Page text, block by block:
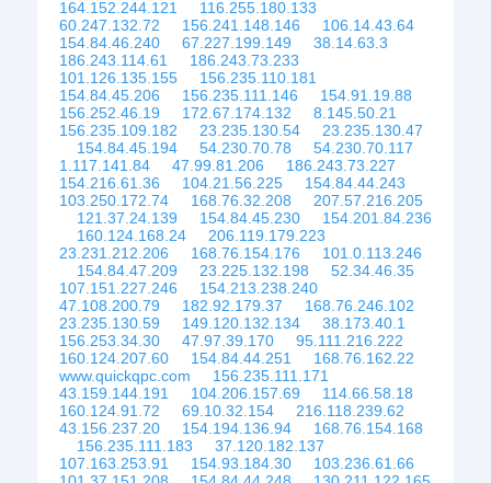
164.152.244.121
116.255.180.133
60.247.132.72
156.241.148.146
106.14.43.64
154.84.46.240
67.227.199.149
38.14.63.3
186.243.114.61
186.243.73.233
101.126.135.155
156.235.110.181
154.84.45.206
156.235.111.146
154.91.19.88
156.252.46.19
172.67.174.132
8.145.50.21
156.235.109.182
23.235.130.54
23.235.130.47
154.84.45.194
54.230.70.78
54.230.70.117
1.117.141.84
47.99.81.206
186.243.73.227
154.216.61.36
104.21.56.225
154.84.44.243
103.250.172.74
168.76.32.208
207.57.216.205
121.37.24.139
154.84.45.230
154.201.84.236
160.124.168.24
206.119.179.223
23.231.212.206
168.76.154.176
101.0.113.246
154.84.47.209
23.225.132.198
52.34.46.35
107.151.227.246
154.213.238.240
47.108.200.79
182.92.179.37
168.76.246.102
23.235.130.59
149.120.132.134
38.173.40.1
156.253.34.30
47.97.39.170
95.111.216.222
160.124.207.60
154.84.44.251
168.76.162.22
www.quickqpc.com
156.235.111.171
43.159.144.191
104.206.157.69
114.66.58.18
160.124.91.72
69.10.32.154
216.118.239.62
43.156.237.20
154.194.136.94
168.76.154.168
156.235.111.183
37.120.182.137
107.163.253.91
154.93.184.30
103.236.61.66